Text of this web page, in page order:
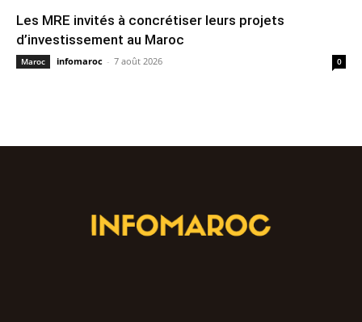
Les MRE invités à concrétiser leurs projets
d’investissement au Maroc
Maroc infomaroc - 7 août 2026 0